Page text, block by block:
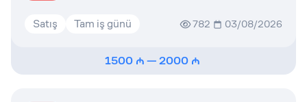
Satış Tam iş günü 782 03/08/2026
1500 —2000